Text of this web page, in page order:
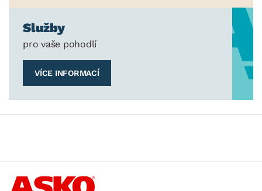
Služby
pro vaše pohodlí
VÍCE INFORMACÍ